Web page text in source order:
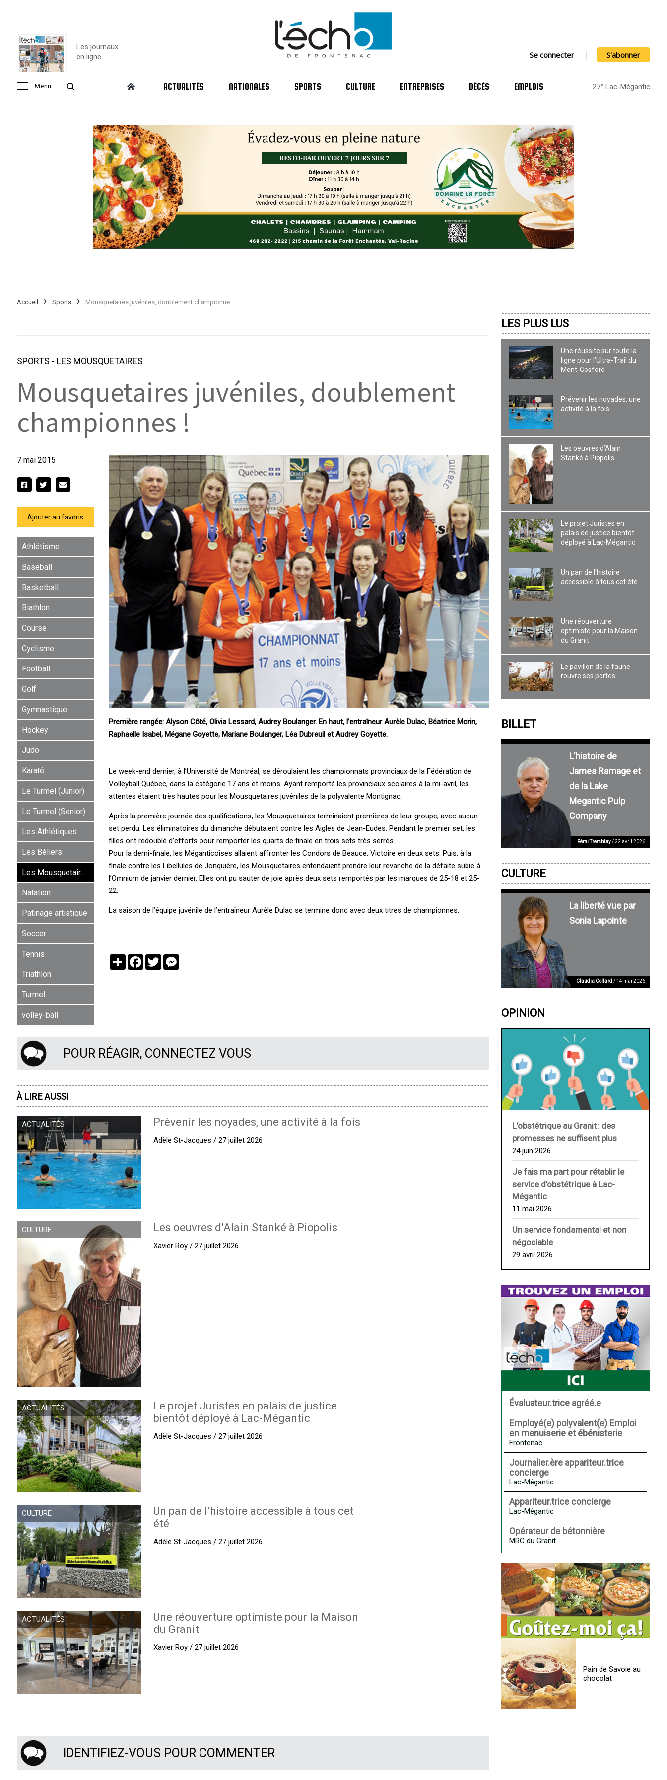
Consulter le
Les journaux
en ligne
Se connecter S'abonner
Menu ACTUALITÉS NATIONALES SPORTS CULTURE ENTREPRISES DÉCÈS EMPLOIS 27° Lac-Mégantic
Accueil Sports Mousquetaires juvéniles, doublement championnes !
SPORTS - LES MOUSQUETAIRES
Mousquetaires juvéniles, doublement
championnes !
7 mai 2015
Ajouter au favoris
Athlétisme
Baseball
Basketball
Biathlon
Course
Cyclisme
Football
Golf
Gymnastique
Hockey
Judo
Karaté
Le Turmel (Junior)
Le Turmel (Senior)
Les Athlétiques
Les Béliers
Les Mousquetaires
Natation
Patinage artistique
Soccer
Tennis
Triathlon
Turmel
volley-ball
Première rangée: Alyson Côté, Olivia Lessard, Audrey Boulanger. En haut, l’entraîneur Aurèle Dulac, Béatrice Morin,
Raphaelle Isabel, Mégane Goyette, Mariane Boulanger, Léa Dubreuil et Audrey Goyette.
Le week-end dernier, à l’Université de Montréal, se déroulaient les championnats provinciaux de la Fédération de
Volleyball Québec, dans la catégorie 17 ans et moins. Ayant remporté les provinciaux scolaires à la mi-avril, les
attentes étaient très hautes pour les Mousquetaires juvéniles de la polyvalente Montignac.
Après la première journée des qualifications, les Mousquetaires terminaient premières de leur groupe, avec aucun
set perdu. Les éliminatoires du dimanche débutaient contre les Aigles de Jean-Eudes. Pendant le premier set, les
filles ont redoublé d’efforts pour remporter les quarts de finale en trois sets très serrés.
Pour la demi-finale, les Méganticoises allaient affronter les Condors de Beauce. Victoire en deux sets. Puis, à la
finale contre les Libellules de Jonquière, les Mousquetaires entendaient prendre leur revanche de la défaite subie à
l’Omnium de janvier dernier. Elles ont pu sauter de joie après deux sets remportés par les marques de 25-18 et 25-
22.
La saison de l’équipe juvénile de l’entraîneur Aurèle Dulac se termine donc avec deux titres de championnes.
PartagerFacebook
TwitterMessenger
POUR RÉAGIR, CONNECTEZ VOUS
À LIRE AUSSI
ACTUALITÉS Prévenir les noyades, une activité à la fois
Adèle St-Jacques / 27 juillet 2026
CULTURE Les oeuvres d’Alain Stanké à Piopolis
Xavier Roy / 27 juillet 2026
ACTUALITÉS
Le projet Juristes en palais de justice
bientôt déployé à Lac-Mégantic
Adèle St-Jacques / 27 juillet 2026
CULTURE
Un pan de l’histoire accessible à tous cet
été
Adèle St-Jacques / 27 juillet 2026
ACTUALITÉS
Une réouverture optimiste pour la Maison
du Granit
Xavier Roy / 27 juillet 2026
IDENTIFIEZ-VOUS POUR COMMENTER
LES PLUS LUS
Une réussite sur toute la
ligne pour l’Ultra-Trail du
Mont-Gosford
Prévenir les noyades, une
activité à la fois
Les oeuvres d’Alain
Stanké à Piopolis
Le projet Juristes en
palais de justice bientôt
déployé à Lac-Mégantic
Un pan de l’histoire
accessible à tous cet été
Une réouverture
optimiste pour la Maison
du Granit
Le pavillon de la faune
rouvre ses portes
BILLET
L’histoire de
James Ramage et
de la Lake
Megantic Pulp
Company
Rémi Tremblay/ 22 avril 2026
CULTURE
La liberté vue par
Sonia Lapointe
Claudia Collard/ 14 mai 2026
OPINION
L’obstétrique au ­Granit : des
promesses ne suffisent plus
24 juin 2026
Je fais ma part pour rétablir le
service d’obstétrique à Lac-
Mégantic
11 mai 2026
Un service fondamental et non
négociable
29 avril 2026
Évaluateur.trice agréé.e
Employé(e) polyvalent(e) Emploi
en menuiserie et ébénisterie
Frontenac
Journalier.ère appariteur.trice
concierge
Lac-Mégantic
Appariteur.trice concierge
Lac-Mégantic
Opérateur de bétonnière
MRC du Granit
Pain de Savoie au
chocolat